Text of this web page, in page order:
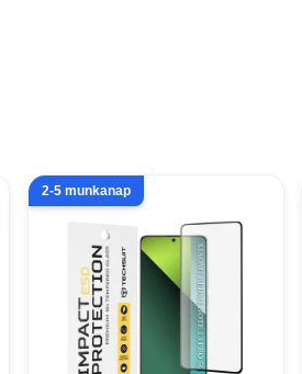
2-5 munkanap